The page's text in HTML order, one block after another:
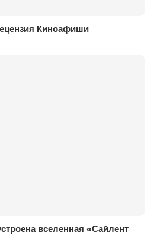
Киноафиши
вселенная «Сайлент